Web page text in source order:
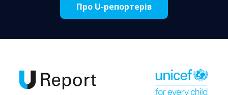
Про U-репортерів